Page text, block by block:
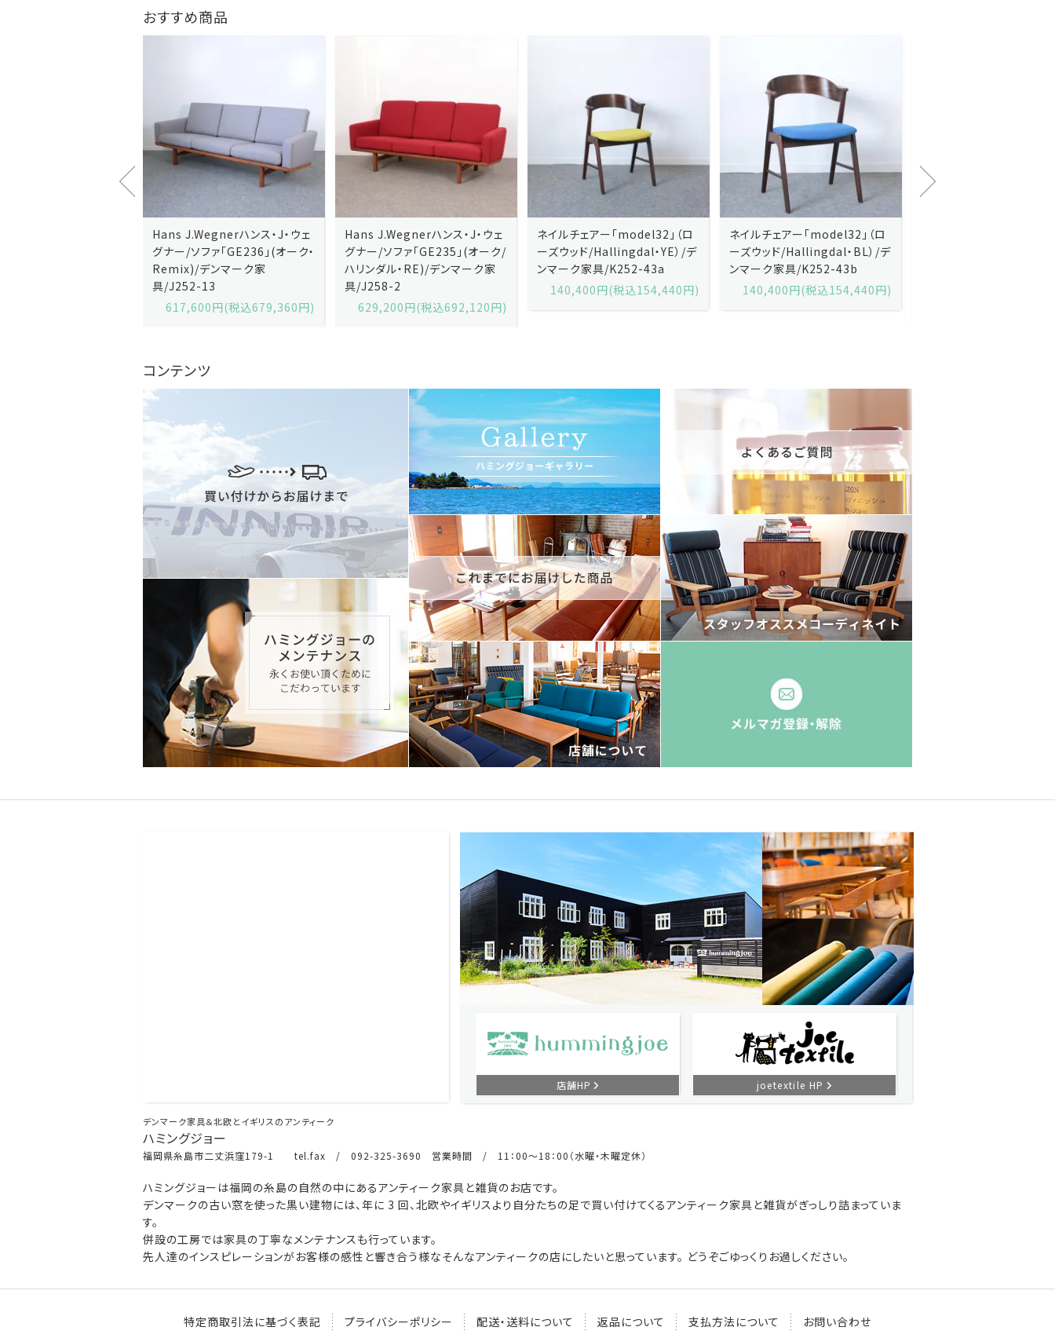
おすすめ商品
Hans J.Wegnerハンス・J・ウェ
グナー/ソファ「GE235」(オーク/
ハリンダル・RE)/デンマーク家
具/J258-2
629,200円(税込692,120円)
ネイルチェアー「model32」（ロ
ーズウッド/Hallingdal・YE）/デ
ンマーク家具/K252-43a
140,400円(税込154,440円)
ネイルチェアー「model32」（ロ
ーズウッド/Hallingdal・BL）/デ
ンマーク家具/K252-43b
140,400円(税込154,440円)
Kai Kristiansenカイ・クリスチ
ャンセン/ダイニングチェアー
「No.42」（ローズウッド・レザー
黒）/デンマーク家具/J252-57j
コンテンツ
店舗HP joetextile HP
デンマーク家具＆北欧とイギリスのアンティーク
ハミングジョー
福岡県糸島市二丈浜窪179-1 tel.fax / 092-325-3690 営業時間 / 11：00～18：00（水曜・木曜定休）
ハミングジョーは福岡の糸島の自然の中にあるアンティーク家具と雑貨のお店です。
デンマークの古い窓を使った黒い建物には、年に 3 回、北欧やイギリスより自分たちの足で買い付けてくるアンティーク家具と雑貨がぎっしり詰まっていま
す。
併設の工房では家具の丁寧なメンテナンスも行っています。
先人達のインスピレーションがお客様の感性と響き合う様なそんなアンティークの店にしたいと思っています。 どうぞごゆっくりお過しください。
特定商取引法に基づく表記 プライバシーポリシー 配送・送料について 返品について 支払方法について お問い合わせ